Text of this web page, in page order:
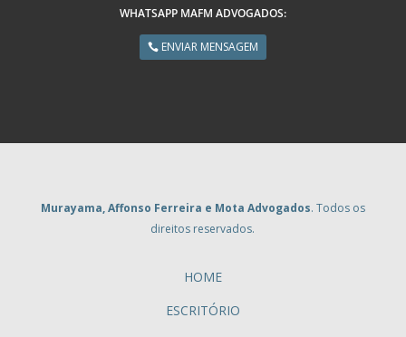
WHATSAPP MAFM ADVOGADOS:
ENVIAR MENSAGEM
Murayama, Affonso Ferreira e Mota Advogados. Todos os
direitos reservados.
HOME
ESCRITÓRIO